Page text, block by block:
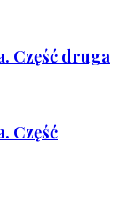
Część druga
Część